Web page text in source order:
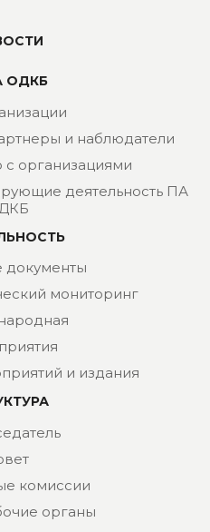
ОДКБ
и наблюдатели
с организациями
деятельность ПА
документы
мониторинг
и издания
комиссии
органы